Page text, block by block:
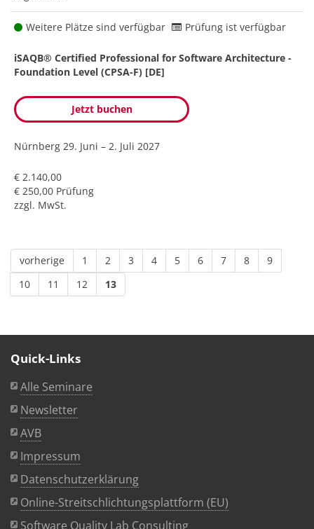
Weitere Plätze sind verfügbar Prüfung ist verfügbar
iSAQB® Certified Professional for Software Architecture -
Foundation Level (CPSA-F) [DE]
Jetzt buchen
Nürnberg 29. Juni – 2. Juli 2027
€ 2.140,00
€ 250,00 Prüfung
zzgl. MwSt.
vorherige 1 2 3 4 5 6 7 8
9
10
11 12 13
Quick-Links
Alle Seminare
Newsletter
AVB
Impressum
Datenschutzerklärung
Online-Streitschlichtungsplattform (EU)
Software Quality Lab Consulting